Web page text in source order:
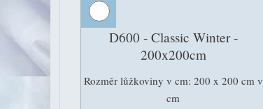
D600 - Classic Winter -
200x200cm
Rozměr lůžkoviny v cm: 200 x 200 cm v
cm